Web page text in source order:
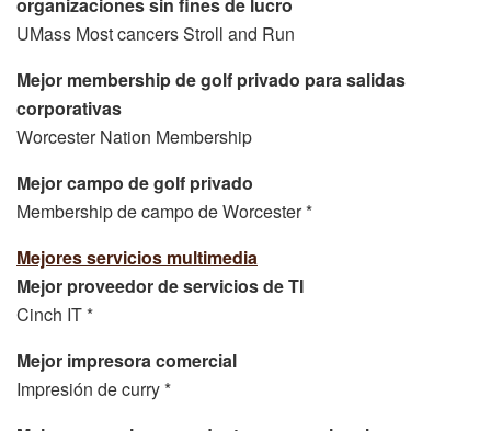
UMass Most cancers Stroll and Run
Mejor membership de golf privado para salidas
corporativas
Worcester Nation Membership
Mejor campo de golf privado
Membership de campo de Worcester *
Mejores servicios multimedia
Mejor proveedor de servicios de TI
Cinch IT *
Mejor impresora comercial
Impresión de curry *